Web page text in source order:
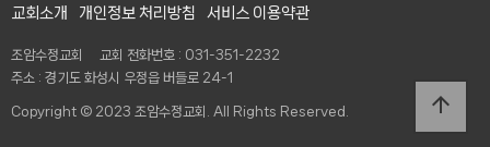
교회소개 개인정보 처리방침 서비스 이용약관
조암수정교회 교회 전화번호 : 031-351-2232
주소 : 경기도 화성시 우정읍 버들로 24-1
Copyright © 2023 조암수정교회. All Rights Reserved. arrow_upward